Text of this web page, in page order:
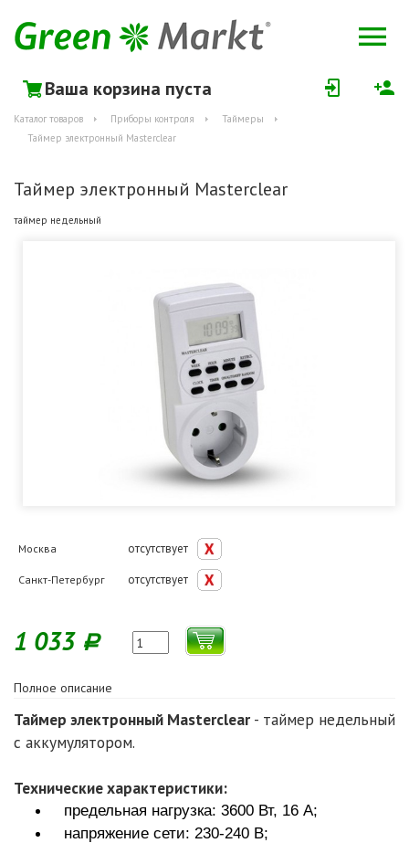
Ваша корзина пуста
Каталог товаров Приборы контроля
Таймеры
Таймер электронный Masterclear
Таймер электронный Masterclear
таймер недельный
Москва отсутствует
Санкт-Петербург отсутствует
1 033 Р
Полное описание
Таймер электронный Masterclear - таймер недельный
с аккумулятором.
Технические характеристики:
предельная нагрузка: 3600 Вт, 16 А;
напряжение сети: 230-240 В;